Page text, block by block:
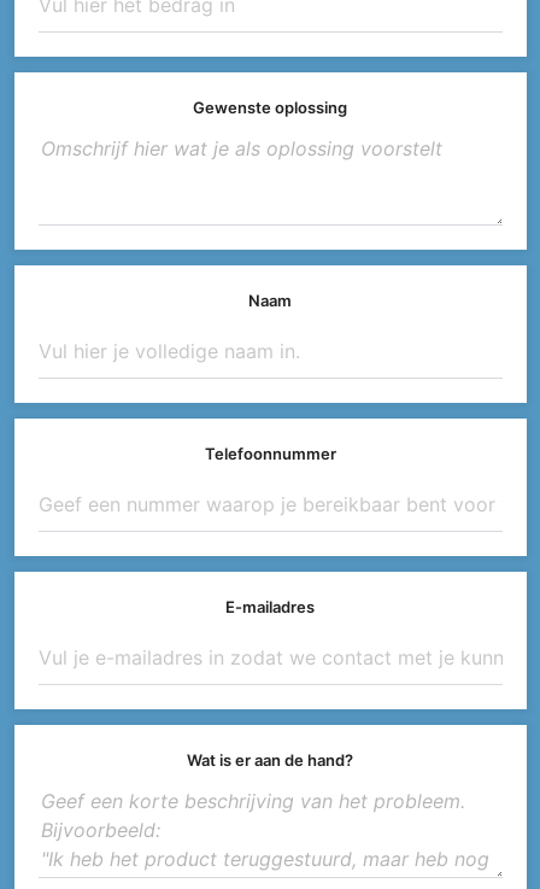
Gewenste oplossing
Naam
Telefoonnummer
E-mailadres
Wat is er aan de hand?